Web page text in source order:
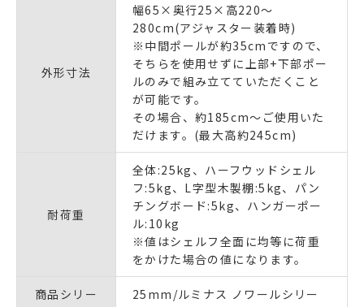
外形寸法
幅65×奥行25×高220～
280cm(アジャスター装着時)
※中間ポールが約35cmですので、
そちらを使用せずに上部+下部ポー
ルのみで組み立てていただくこと
が可能です。
その場合、約185cm～ご使用いた
だけます。(最大高約245cm)
耐荷重
全体:25kg、ハーフウッドシェル
フ:5kg、L字型木製棚:5kg、パン
チングボード:5kg、ハンガーポー
ル:10kg
※値はシェルフ全面に均等に荷重
をかけた場合の値になります。
商品シリー
25mm/ルミナス ノワールシリー